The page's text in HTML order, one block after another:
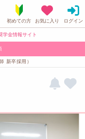
学金情報サイト
新卒採用）